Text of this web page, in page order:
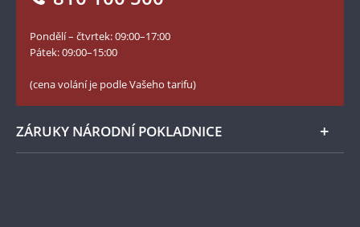
Numismatické novinky
Twitter Národní Pokladnice
LinkedIn Národní Pokladnice
Instagram Národní Pokladnice
Pondělí – čtvrtek: 09:00–17:00
Pátek: 09:00–15:00
(cena volání je podle Vašeho tarifu)
ZÁRUKY NÁRODNÍ POKLADNICE